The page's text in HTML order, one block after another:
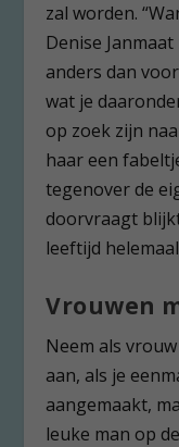
zal worden.
Denise
anders dan
wat je
op zoek zijn
haar een
tegenover de
doorvraagt
leeftijd
Vrouwen
Neem als
aan, als je
aangemaakt,
leuke man op